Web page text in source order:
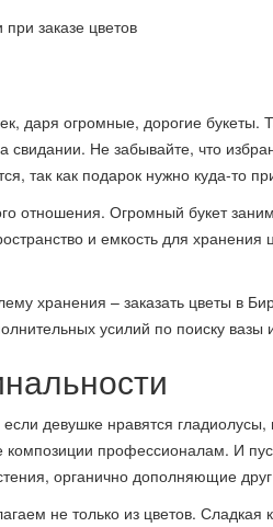
даря огромные, дорогие букеты.
Не забывайте, что
так как подарок нужно куда-то
отношения. Огромный букет
и емкость для
хранения – заказать цветы в
усилий по поиску вазы
девушке нравятся гладиолусы,
композиции профессионалам. И
органично дополняющие друг
не только из цветов.